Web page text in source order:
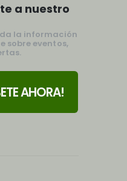
a nuestro
la información
sobre eventos,